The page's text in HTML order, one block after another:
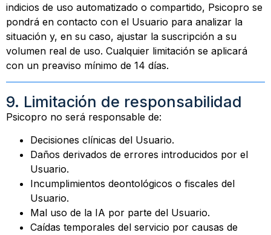
indicios de uso automatizado o compartido, Psicopro se
pondrá en contacto con el Usuario para analizar la
situación y, en su caso, ajustar la suscripción a su
volumen real de uso. Cualquier limitación se aplicará
con un preaviso mínimo de 14 días.
9. Limitación de responsabilidad
Psicopro no será responsable de:
Decisiones clínicas del Usuario.
Daños derivados de errores introducidos por el
Usuario.
Incumplimientos deontológicos o fiscales del
Usuario.
Mal uso de la IA por parte del Usuario.
Caídas temporales del servicio por causas de